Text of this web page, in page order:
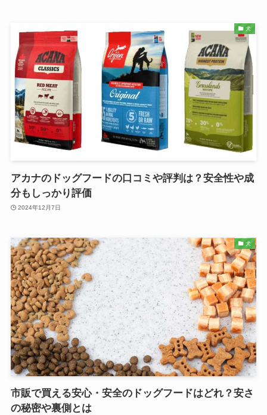
犬
アカナのドッグフードの口コミや評判は？安全性や成
分もしっかり評価
2024年12月7日
犬
市販で買える安心・安全のドッグフードはどれ？安さ
の秘密や裏側とは